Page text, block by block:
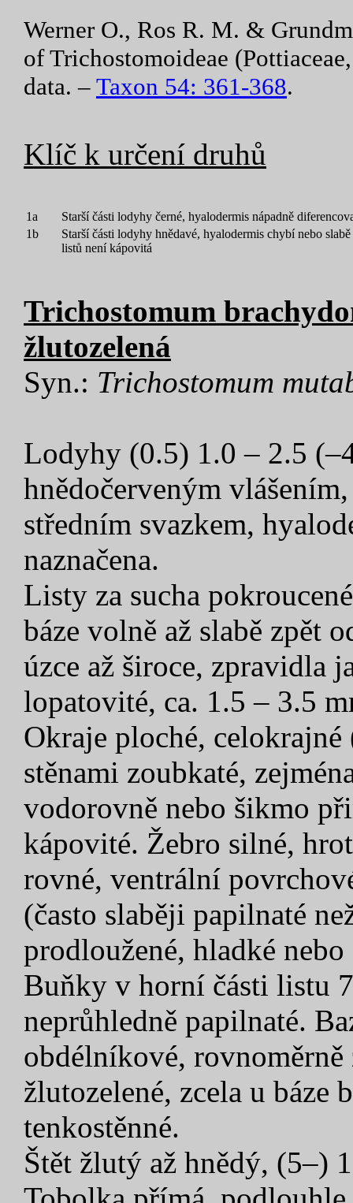
Werner O., Ros R. M. &
of Trichostomoideae
data. – Taxon 54: 361-368.
Klíč k určení druhů
1a
Starší části lodyhy černé, hyalodermis nápadně
1b
Starší části lodyhy hnědavé, hyalodermis chybí nebo
listů není kápovitá
Trichostomum
žlutozelená
Syn.: Trichostomum
Lodyhy (0.5) 1.0 – 2.5
hnědočerveným
středním svazkem,
naznačena.
Listy za sucha
báze volně až slabě zpět
úzce až široce, zpravidla
lopatovité, ca. 1.5 – 3.5
Okraje ploché,
stěnami zoubkaté,
vodorovně nebo šikmo
kápovité. Žebro silné,
rovné, ventrální
(často slaběji papilnaté
prodloužené, hladké
Buňky v horní části listu
neprůhledně papilnaté.
obdélníkové,
žlutozelené, zcela u
tenkostěnné.
Štět žlutý až hnědý, (5–)